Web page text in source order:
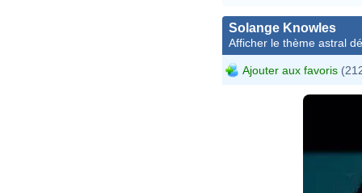
Solange Knowles
Afficher le thème astral
Ajouter aux favoris